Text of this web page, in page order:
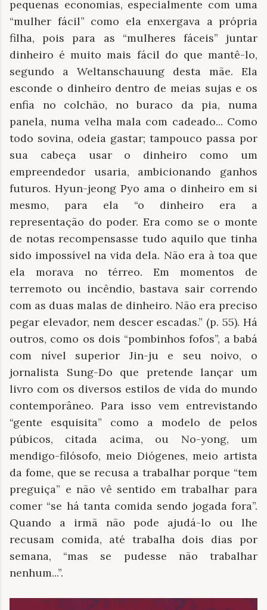
pequenas economias, especialmente com uma
“mulher fácil” como ela enxergava a própria
filha, pois para as “mulheres fáceis” juntar
dinheiro é muito mais fácil do que mantê-lo,
segundo a Weltanschauung desta mãe. Ela
esconde o dinheiro dentro de meias sujas e os
enfia no colchão, no buraco da pia, numa
panela, numa velha mala com cadeado... Como
todo sovina, odeia gastar; tampouco passa por
sua cabeça usar o dinheiro como um
empreendedor usaria, ambicionando ganhos
futuros. Hyun-jeong Pyo ama o dinheiro em si
mesmo, para ela “o dinheiro era a
representação do poder. Era como se o monte
de notas recompensasse tudo aquilo que tinha
sido impossível na vida dela. Não era à toa que
ela morava no térreo. Em momentos de
terremoto ou incêndio, bastava sair correndo
com as duas malas de dinheiro. Não era preciso
pegar elevador, nem descer escadas.” (p. 55). Há
outros, como os dois “pombinhos fofos”, a babá
com nível superior Jin-ju e seu noivo, o
jornalista Sung-Do que pretende lançar um
livro com os diversos estilos de vida do mundo
contemporâneo. Para isso vem entrevistando
“gente esquisita” como a modelo de pelos
púbicos, citada acima, ou No-yong, um
mendigo-filósofo, meio Diógenes, meio artista
da fome, que se recusa a trabalhar porque “tem
preguiça” e não vê sentido em trabalhar para
comer “se há tanta comida sendo jogada fora”.
Quando a irmã não pode ajudá-lo ou lhe
recusam comida, até trabalha dois dias por
semana, “mas se pudesse não trabalhar
nenhum...”.